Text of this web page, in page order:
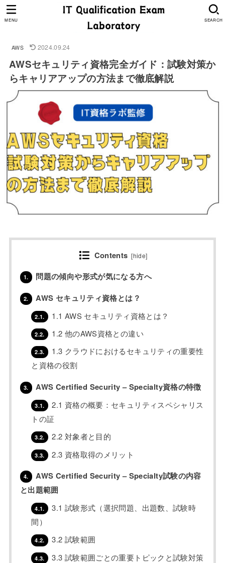
SEARCH
MENU
AWS 2024.09.24
AWSセキュリティ資格完全ガイド：試験対策か
らキャリアアップの方法まで徹底解説
Contents [hide]
1. 問題の傾向や形式が気になる方へ
2. AWS セキュリティ資格とは？
2.1. 1.1 AWS セキュリティ資格とは？
2.2. 1.2 他のAWS資格との違い
2.3.
1.3 クラウドにおけるセキュリティの重要性
と資格の役割
3. AWS Certified Security – Specialty資格の特徴
3.1.
2.1 資格の概要：セキュリティスペシャリス
トの証
3.2. 2.2 対象者と目的
3.3. 2.3 資格取得のメリット
4.
AWS Certified Security – Specialty試験の内容
と出題範囲
4.1.
3.1 試験形式（選択問題、出題数、試験時
間）
4.2. 3.2 試験範囲
4.3.
3.3 試験範囲ごとの重要トピックと試験対策